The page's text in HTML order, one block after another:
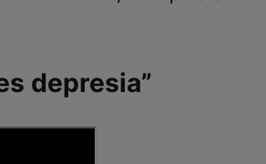
depresia”